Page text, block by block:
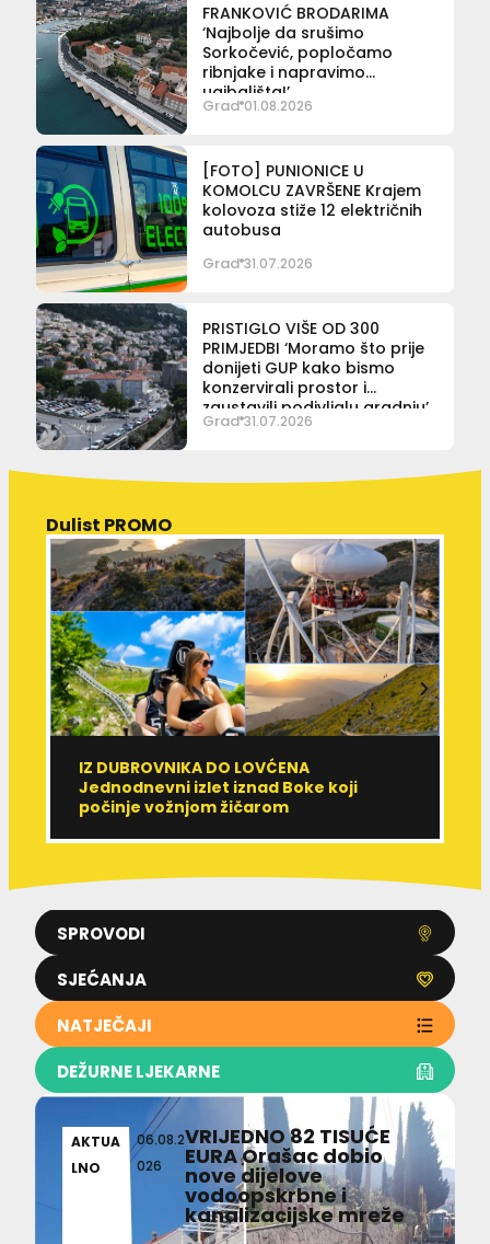
FRANKOVIĆ BRODARIMA
‘Najbolje da srušimo
Sorkočević, popločamo
ribnjake i napravimo
ugibališta!’
Grad 01.08.2026
[FOTO] PUNIONICE U
KOMOLCU ZAVRŠENE Krajem
kolovoza stiže 12 električnih
autobusa
Grad 31.07.2026
PRISTIGLO VIŠE OD 300
PRIMJEDBI ‘Moramo što prije
donijeti GUP kako bismo
konzervirali prostor i
zaustavili podivljalu gradnju’
Grad 31.07.2026
SPROVODI
SJEĆANJA
NATJEČAJI
DEŽURNE LJEKARNE
Dulist PROMO
IZ DUBROVNIKA DO LOVĆENA
Jednodnevni izlet iznad Boke koji
počinje vožnjom žičarom
AKTUA
LNO
06.08.2
026
VRIJEDNO 82 TISUĆE
EURA Orašac dobio
nove dijelove
vodoopskrbne i
kanalizacijske mreže